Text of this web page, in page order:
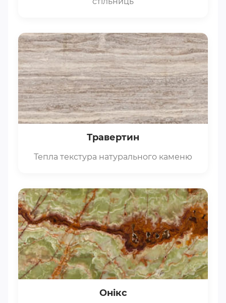
Травертин
Тепла текстура натурального каменю
Онікс